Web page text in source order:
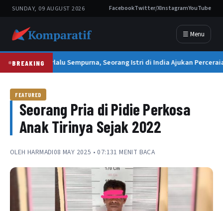
SUNDAY, 09 AUGUST 2026 FacebookTwitter/XInstagramYouTube
☰ Menu
BREAKING
Suami Terlalu Sempurna, Seorang Istri di India Ajukan
FEATURED
Seorang Pria di Pidie Perkosa
Anak Tirinya Sejak 2022
OLEH HARMADI08 MAY 2025 • 07:131 MENIT BACA